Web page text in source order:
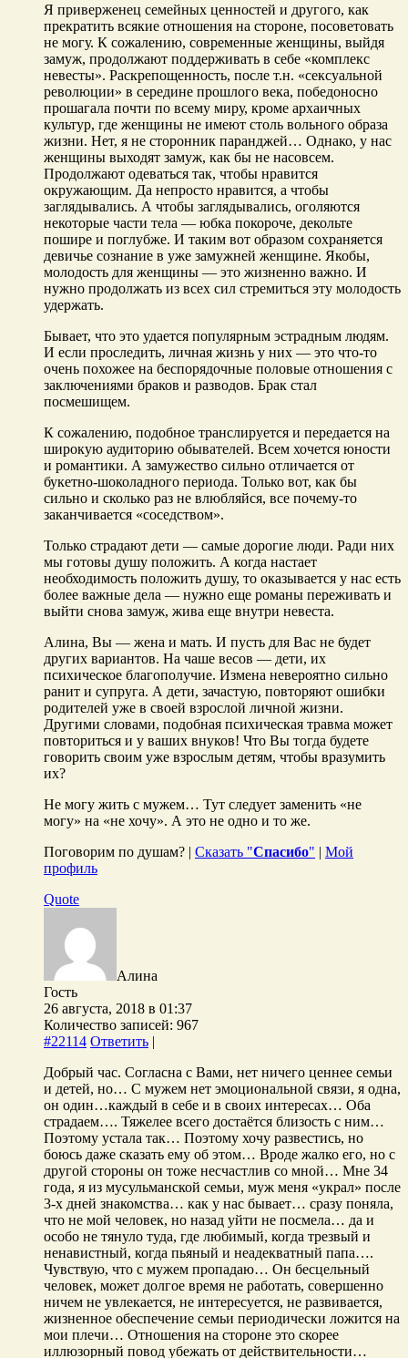
Я приверженец семейных ценностей и другого, как
прекратить всякие отношения на стороне, посоветовать
не могу. К сожалению, современные женщины, выйдя
замуж, продолжают поддерживать в себе «комплекс
невесты». Раскрепощенность, после т.н. «сексуальной
революции» в середине прошлого века, победоносно
прошагала почти по всему миру, кроме архаичных
культур, где женщины не имеют столь вольного образа
жизни. Нет, я не сторонник паранджей… Однако, у нас
женщины выходят замуж, как бы не насовсем.
Продолжают одеваться так, чтобы нравится
окружающим. Да непросто нравится, а чтобы
заглядывались. А чтобы заглядывались, оголяются
некоторые части тела — юбка покороче, декольте
пошире и поглубже. И таким вот образом сохраняется
девичье сознание в уже замужней женщине. Якобы,
молодость для женщины — это жизненно важно. И
нужно продолжать из всех сил стремиться эту молодость
удержать.
Бывает, что это удается популярным эстрадным людям.
И если проследить, личная жизнь у них — это что-то
очень похожее на беспорядочные половые отношения с
заключениями браков и разводов. Брак стал
посмешищем.
К сожалению, подобное транслируется и передается на
широкую аудиторию обывателей. Всем хочется юности
и романтики. А замужество сильно отличается от
букетно-шоколадного периода. Только вот, как бы
сильно и сколько раз не влюбляйся, все почему-то
заканчивается «соседством».
Только страдают дети — самые дорогие люди. Ради них
мы готовы душу положить. А когда настает
необходимость положить душу, то оказывается у нас есть
более важные дела — нужно еще романы переживать и
выйти снова замуж, жива еще внутри невеста.
Алина, Вы — жена и мать. И пусть для Вас не будет
других вариантов. На чаше весов — дети, их
психическое благополучие. Измена невероятно сильно
ранит и супруга. А дети, зачастую, повторяют ошибки
родителей уже в своей взрослой личной жизни.
Другими словами, подобная психическая травма может
повториться и у ваших внуков! Что Вы тогда будете
говорить своим уже взрослым детям, чтобы вразумить
их?
Не могу жить с мужем… Тут следует заменить «не
могу» на «не хочу». А это не одно и то же.
Поговорим по душам? | Сказать "Спасибо" | Мой
профиль
Quote
Алина
Гость
26 августа, 2018 в 01:37
Количество записей: 967
#22114 Ответить |
Добрый час. Согласна с Вами, нет ничего ценнее семьи
и детей, но… С мужем нет эмоциональной связи, я одна,
он один…каждый в себе и в своих интересах… Оба
страдаем…. Тяжелее всего достаётся близость с ним…
Поэтому устала так… Поэтому хочу развестись, но
боюсь даже сказать ему об этом… Вроде жалко его, но с
другой стороны он тоже несчастлив со мной… Мне 34
года, я из мусульманской семьи, муж меня «украл» после
3-х дней знакомства… как у нас бывает… сразу поняла,
что не мой человек, но назад уйти не посмела… да и
особо не тянуло туда, где любимый, когда трезвый и
ненавистный, когда пьяный и неадекватный папа….
Чувствую, что с мужем пропадаю… Он бесцельный
человек, может долгое время не работать, совершенно
ничем не увлекается, не интересуется, не развивается,
жизненное обеспечение семьи периодически ложится на
мои плечи… Отношения на стороне это скорее
иллюзорный повод убежать от действительности…